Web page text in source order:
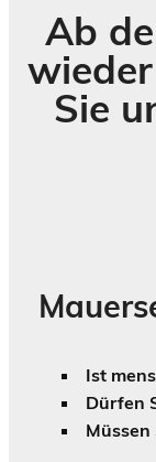
Ab
Sie
Ist
Dürfen